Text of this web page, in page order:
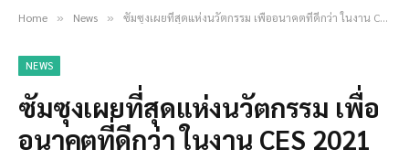
Home » News » ซัมซุงเผยที่สุดแห่งนวัตกรรม เพื่ออนาคตที่ดีกว่า ในงาน CES 2021
NEWS
ซัมซุงเผยที่สุดแห่งนวัตกรรม เพื่อ
อนาคตที่ดีกว่า ในงาน CES 2021